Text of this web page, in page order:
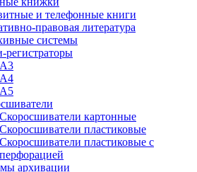
и телефонные книги
правовая литература
системы
регистраторы
А3
А4
А5
Скоросшиватели картонные
Скоросшиватели пластиковые
Скоросшиватели пластиковые с
перфорацией
архивации